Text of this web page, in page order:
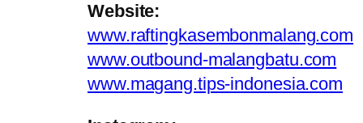
Website:
www.raftingkasembonmalang.com
www.outbound-malangbatu.com
www.magang.tips-indonesia.com